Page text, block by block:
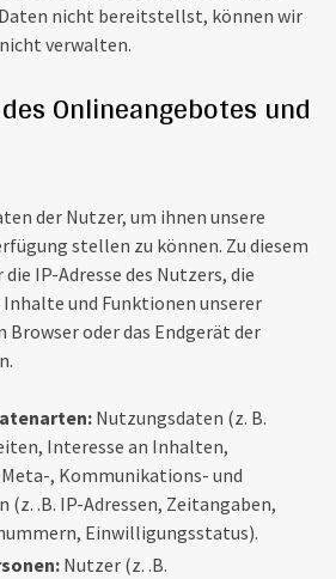
nicht bereitstellst, können wir
verwalten.
Onlineangebotes und
der Nutzer, um ihnen unsere
stellen zu können. Zu diesem
IP-Adresse des Nutzers, die
und Funktionen unserer
Browser oder das Endgerät der
Nutzungsdaten (z. B.
Interesse an Inhalten,
, Kommunikations- und
(z. .B. IP-Adressen, Zeitangaben,
Einwilligungsstatus).
Nutzer (z. .B.